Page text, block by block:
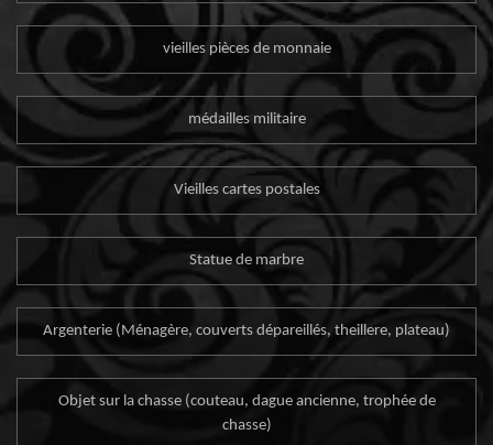
vieilles pièces de monnaie
médailles militaire
Vieilles cartes postales
Statue de marbre
Argenterie (Ménagère, couverts dépareillés, theillere, plateau)
Objet sur la chasse (couteau, dague ancienne, trophée de
chasse)